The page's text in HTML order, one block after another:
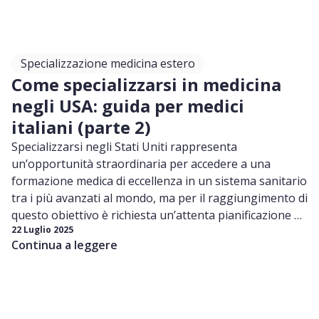
iniziando ora a informarti sul concorso sia se stai
già pianificando la preparazione. Buona lettura!
Specializzazione medicina estero
Come specializzarsi in medicina
negli USA: guida per medici
italiani (parte 2)
Specializzarsi negli Stati Uniti rappresenta
un’opportunità straordinaria per accedere a una
formazione medica di eccellenza in un sistema sanitario
tra i più avanzati al mondo, ma per il raggiungimento di
questo obiettivo è richiesta un’attenta pianificazione e
una comprensione approfondita di ogni step.
22 Luglio 2025
Continua a leggere